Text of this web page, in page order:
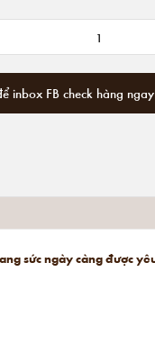
inbox FB check hàng
sức ngày càng được